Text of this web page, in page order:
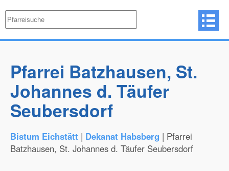
Pfarrei Batzhausen, St.
Johannes d. Täufer
Seubersdorf
Bistum Eichstätt | Dekanat Habsberg | Pfarrei
Batzhausen, St. Johannes d. Täufer Seubersdorf